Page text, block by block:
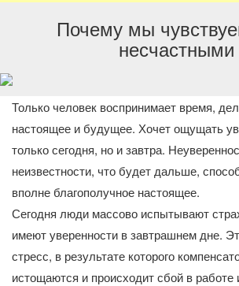
Почему мы
несчастными
Только человек воспринимает время,
настоящее и будущее. Хочет ощущать
только сегодня, но и завтра.
неизвестности, что будет дальше,
вполне благополучное настоящее.
Сегодня люди массово испытывают
имеют уверенности в завтрашнем дне.
стресс, в результате которого
истощаются и происходит сбой в